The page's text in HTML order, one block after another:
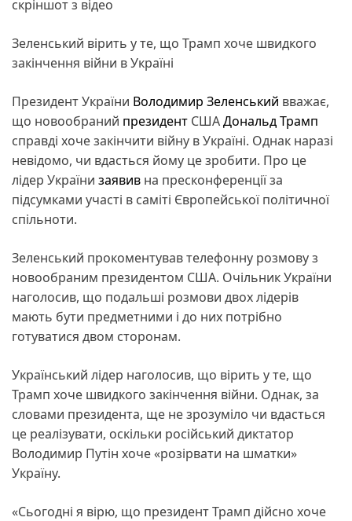
скріншот з відео
Зеленський вірить у те, що Трамп хоче швидкого
закінчення війни в Україні
Президент України Володимир Зеленський вважає,
що новообраний президент СШАДональд Трамп
справді хоче закінчити війну в Україні. Однак наразі
невідомо, чи вдасться йому це зробити. Про це
лідер України заявив на пресконференції за
підсумками участі в саміті Європейської політичної
спільноти.
Зеленський прокоментував телефонну розмову з
новообраним президентом США. Очільник України
наголосив, що подальші розмови двох лідерів
мають бути предметними і до них потрібно
готуватися двом сторонам.
Український лідер наголосив, що вірить у те, що
Трамп хоче швидкого закінчення війни. Однак, за
словами президента, ще не зрозуміло чи вдасться
це реалізувати, оскільки російський диктатор
Володимир Путін хоче «розірвати на шматки»
Україну.
«Сьогодні я вірю, що президент Трамп дійсно хоче